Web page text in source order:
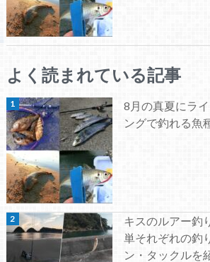
よく読まれている記事
8月の真夏にラ
ングで釣れる魚
キスのルアー釣
単それぞれの釣
ン・タックルを